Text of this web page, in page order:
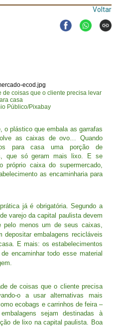
Voltar
coisas que o cliente precisa levar
casa
Público/Pixabay
o plástico que embala as garrafas
as caixas de ovo… Quando
para casa uma porção de
que só geram mais lixo. E se
próprio caixa do supermercado,
as encaminharia para
já é obrigatória. Segundo a
varejo da capital paulista devem
pelo menos um de seus caixas,
depositar embalagens recicláveis
E mais: os estabelecimentos
encaminhar todo esse material
de coisas que o cliente precisa
o a usar alternativas mais
ecobags e carrinhos de feira –
sejam destinadas à
de lixo na capital paulista. Boa